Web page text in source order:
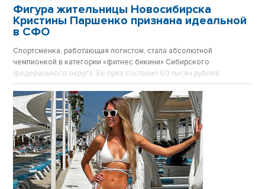
Фигура жительницы Новосибирска
Кристины Паршенко признана идеальной
в СФО
Спортсменка, работающая логистом, стала абсолютной
чемпионкой в категории «фитнес бикини» Сибирского
федерального округа. Ее приз составил 60 тысяч рублей.